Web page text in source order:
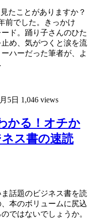
たことがありますか？
前でした。きっかけ
ド。踊り子さんのひた
め、気がつくと涙を流
ハーだった筆者が、よ
5日 1,046 views
かる！オチか
ス書の速読
話題のビジネス書を読
本のボリュームに尻込
ではないでしょうか。